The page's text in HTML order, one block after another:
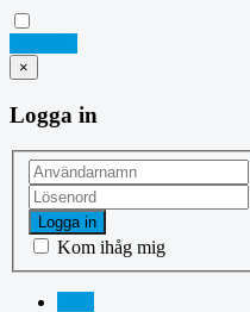
×
Logga in
Logga in
Kom ihåg mig